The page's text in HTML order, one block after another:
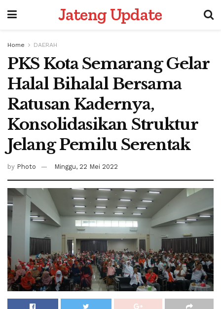
Jateng Update
Home DAERAH
PKS Kota Semarang Gelar
Halal Bihalal Bersama
Ratusan Kadernya,
Konsolidasikan Struktur
Jelang Pemilu Serentak
by Photo Minggu, 22 Mei 2022